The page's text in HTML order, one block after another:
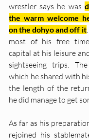
wrestler says he was
the warm welcome
on the dohyo and off it
most of his free
capital at his leisure
sightseeing trips.
which he shared with
the length of the
he did manage to get
As far as his
rejoined his